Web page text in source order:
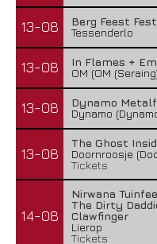
13-08
Berg Feest
Tessenderlo
13-08
In Flames +
OM (OM
13-08
Dynamo
Dynamo
13-08
The Ghost
Doornroosje
Tickets
14-08
Nirwana
The Dirty
Clawfinger
Lierop
Tickets